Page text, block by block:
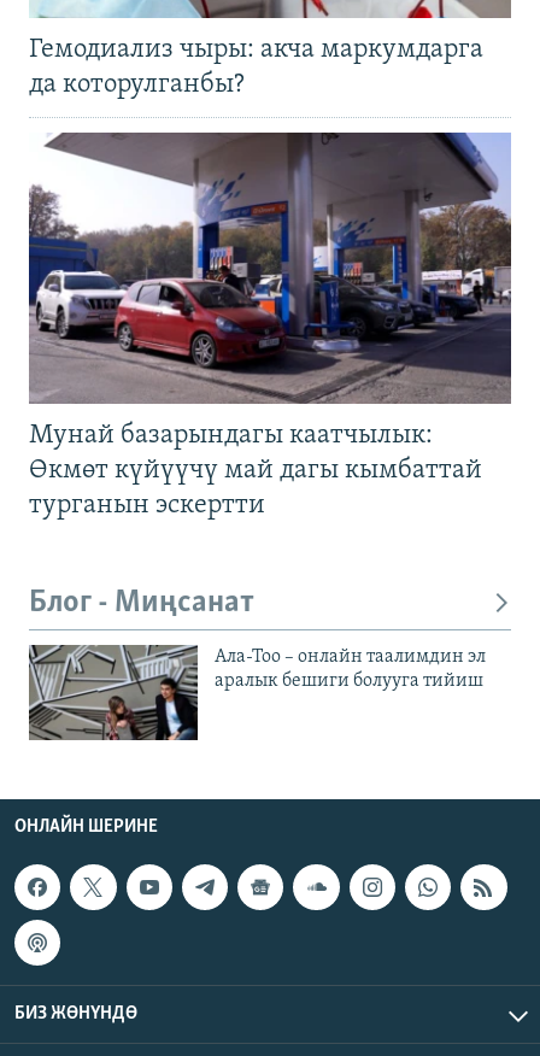
Гемодиализ чыры: акча маркумдарга
да которулганбы?
Мунай базарындагы каатчылык:
Өкмөт күйүүчү май дагы кымбаттай
турганын эскертти
Блог - Миңсанат
Ала-Тоо – онлайн таалимдин эл
аралык бешиги болууга тийиш
ОНЛАЙН ШЕРИНЕ
БИЗ ЖӨНҮНДӨ